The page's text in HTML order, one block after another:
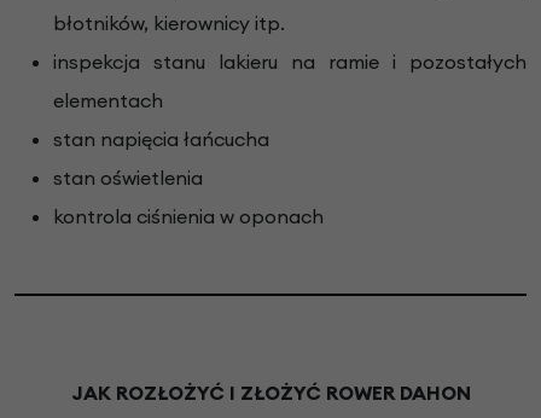
błotników, kierownicy itp.
inspekcja stanu lakieru na ramie i pozostałych
elementach
stan napięcia łańcucha
stan oświetlenia
kontrola ciśnienia w oponach
JAK ROZŁOŻYĆ I ZŁOŻYĆ ROWER DAHON